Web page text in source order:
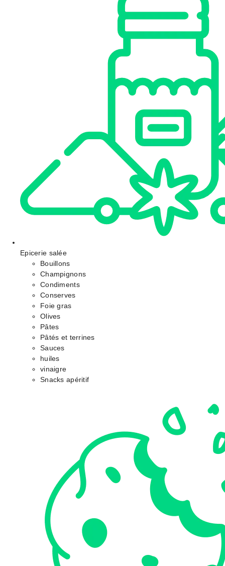
Epicerie salée
Bouillons
Champignons
Condiments
Conserves
Foie gras
Olives
Pâtes
Pâtés et terrines
Sauces
huiles
vinaigre
Snacks apéritif